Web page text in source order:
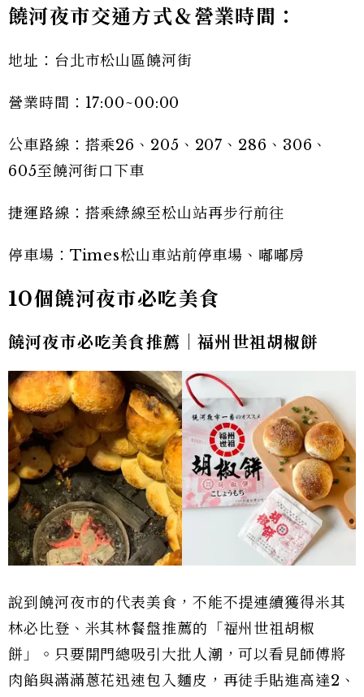
饒河夜市交通方式＆營業時間：
地址：台北市松山區饒河街
營業時間：17:00~00:00
公車路線：搭乘26、205、207、286、306、
605至饒河街口下車
捷運路線：搭乘綠線至松山站再步行前往
停車場：Times松山車站前停車場、嘟嘟房
10個饒河夜市必吃美食
饒河夜市必吃美食推薦｜福州世祖胡椒餅
說到饒河夜市的代表美食，不能不提連續獲得米其
林必比登、米其林餐盤推薦的「福州世祖胡椒
餅」。只要開門總吸引大批人潮，可以看見師傅將
肉餡與滿滿蔥花迅速包入麵皮，再徒手貼進高達2、